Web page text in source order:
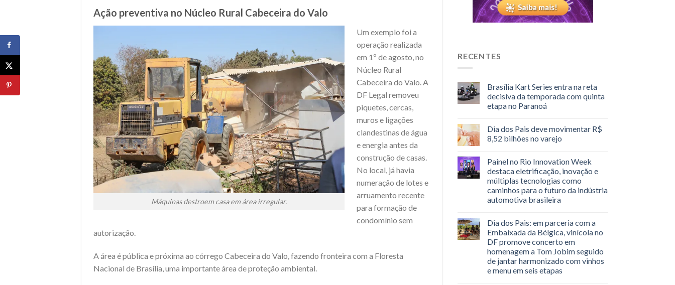
Ação preventiva no Núcleo Rural Cabeceira do Valo
Máquinas destroem casa em área irregular.
Um exemplo foi a
operação realizada
em 1º de agosto, no
Núcleo Rural
Cabeceira do Valo. A
DF Legal removeu
piquetes, cercas,
muros e ligações
clandestinas de água
e energia antes da
construção de casas.
No local, já havia
numeração de lotes e
arruamento recente
para formação de
condomínio sem
autorização.
A área é pública e próxima ao córrego Cabeceira do Valo, fazendo fronteira com a Floresta
Nacional de Brasília, uma importante área de proteção ambiental.
RECENTES
Brasília Kart Series entra na reta
decisiva da temporada com quinta
etapa no Paranoá
Dia dos Pais deve movimentar R$
8,52 bilhões no varejo
Painel no Rio Innovation Week
destaca eletrificação, inovação e
múltiplas tecnologias como
caminhos para o futuro da indústria
automotiva brasileira
Dia dos Pais: em parceria com a
Embaixada da Bélgica, vinícola no
DF promove concerto em
homenagem a Tom Jobim seguido
de jantar harmonizado com vinhos
e menu em seis etapas